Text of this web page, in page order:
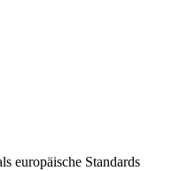
europäische Standards